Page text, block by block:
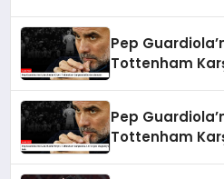
Pep
Tottenham
Pep
Tottenham